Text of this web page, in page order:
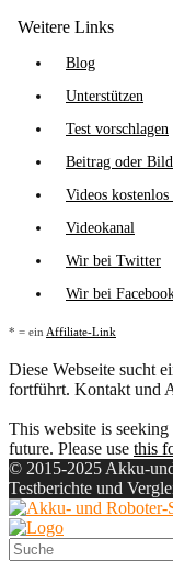
Weitere Links
Blog
Unterstützen
Test vorschlagen
Beitrag oder
Videos kostenlos
Videokanal
Wir bei Twitter
Wir bei
* = ein Affiliate-Link
Diese Webseite sucht
fortführt. Kontakt und
This website is
future. Please use this
© 2015-2025 Akku-
Testberichte und